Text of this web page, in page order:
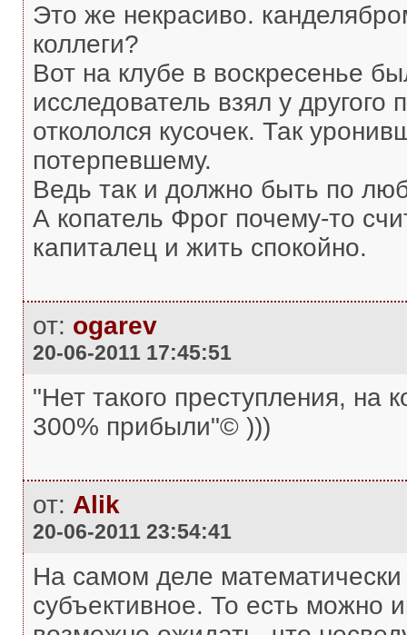
Это же некрасиво.
коллеги?
Вот на клубе в воскресенье
исследователь взял у другого
откололся кусочек. Так
потерпевшему.
Ведь так и должно быть по
А копатель Фрог почему-то
капиталец и жить спокойно.
от: ogarev
20-06-2011 17:45:51
"Нет такого преступления, на
300% прибыли"© )))
от: Alik
20-06-2011 23:54:41
На самом деле математически
субъективное. То есть можно